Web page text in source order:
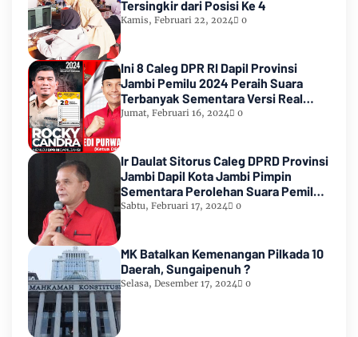
Tersingkir dari Posisi Ke 4
Kamis, Februari 22, 2024 0
Ini 8 Caleg DPR RI Dapil Provinsi
Jambi Pemilu 2024 Peraih Suara
Terbanyak Sementara Versi Real
Count KPU RI
Jumat, Februari 16, 2024 0
Ir Daulat Sitorus Caleg DPRD Provinsi
Jambi Dapil Kota Jambi Pimpin
Sementara Perolehan Suara Pemilu
2024
Sabtu, Februari 17, 2024 0
MK Batalkan Kemenangan Pilkada 10
Daerah, Sungaipenuh ?
Selasa, Desember 17, 2024 0